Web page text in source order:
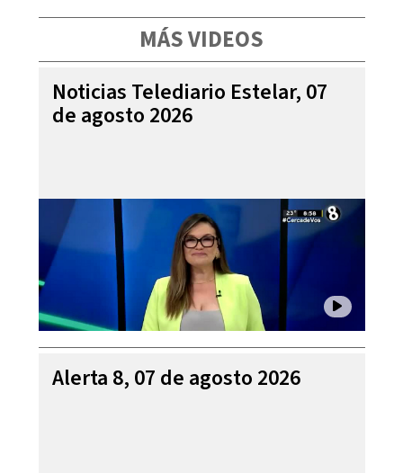
MÁS VIDEOS
Noticias Telediario Estelar, 07
de agosto 2026
Alerta 8, 07 de agosto 2026